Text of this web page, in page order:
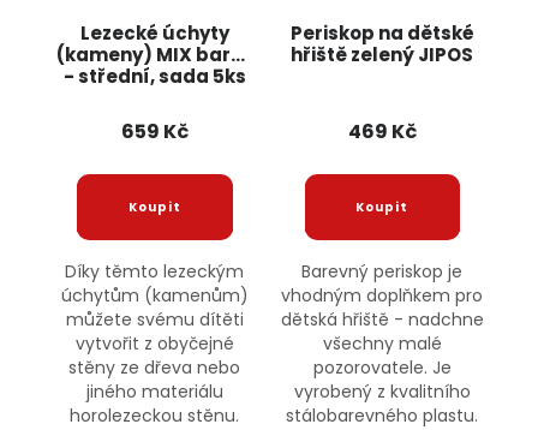
Lezecké úchyty
(kameny) MIX barev
- střední, sada 5ks
659 Kč
Díky těmto lezeckým
úchytům (kamenům)
můžete svému dítěti
vytvořit z obyčejné
stěny ze dřeva nebo
jiného materiálu
horolezeckou stěnu.
Periskop na dětské
hřiště zelený JIPOS
469 Kč
Barevný periskop je
vhodným doplňkem pro
dětská hřiště - nadchne
všechny malé
pozorovatele. Je
vyrobený z kvalitního
stálobarevného plastu.